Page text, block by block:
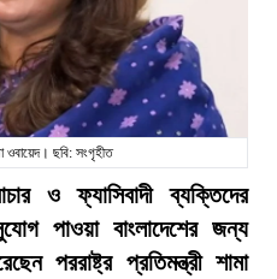
ওবায়েদ। ছবি: সংগৃহীত
ও ফ্যাসিবাদী ব্যক্তিদের
পাওয়া বাংলাদেশের জন্য
পররাষ্ট্র প্রতিমন্ত্রী শামা